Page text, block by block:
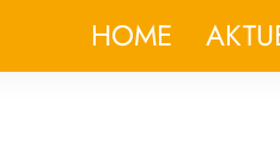
HOME